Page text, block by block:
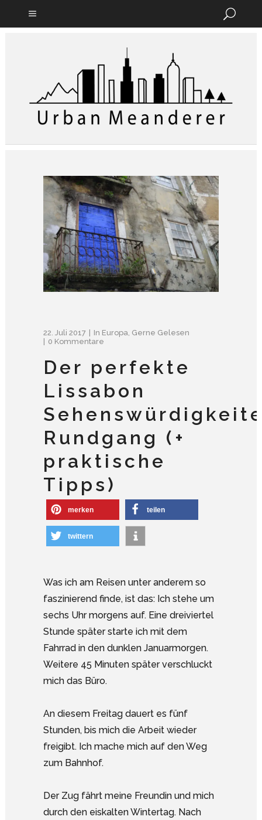
22. Juli 2017 In Europa, Gerne Gelesen
0 Kommentare
Der perfekte
Lissabon
Rundgang (+
praktische
Tipps)
merken teilen
twittern
Was ich am Reisen unter anderem so
faszinierend finde, ist das: Ich stehe um
sechs Uhr morgens auf. Eine dreiviertel
Stunde später starte ich mit dem
Fahrrad in den dunklen Januarmorgen.
Weitere 45 Minuten später verschluckt
mich das Büro.
An diesem Freitag dauert es fünf
Stunden, bis mich die Arbeit wieder
freigibt. Ich mache mich auf den Weg
zum Bahnhof.
Der Zug fährt meine Freundin und mich
durch den eiskalten Wintertag. Nach